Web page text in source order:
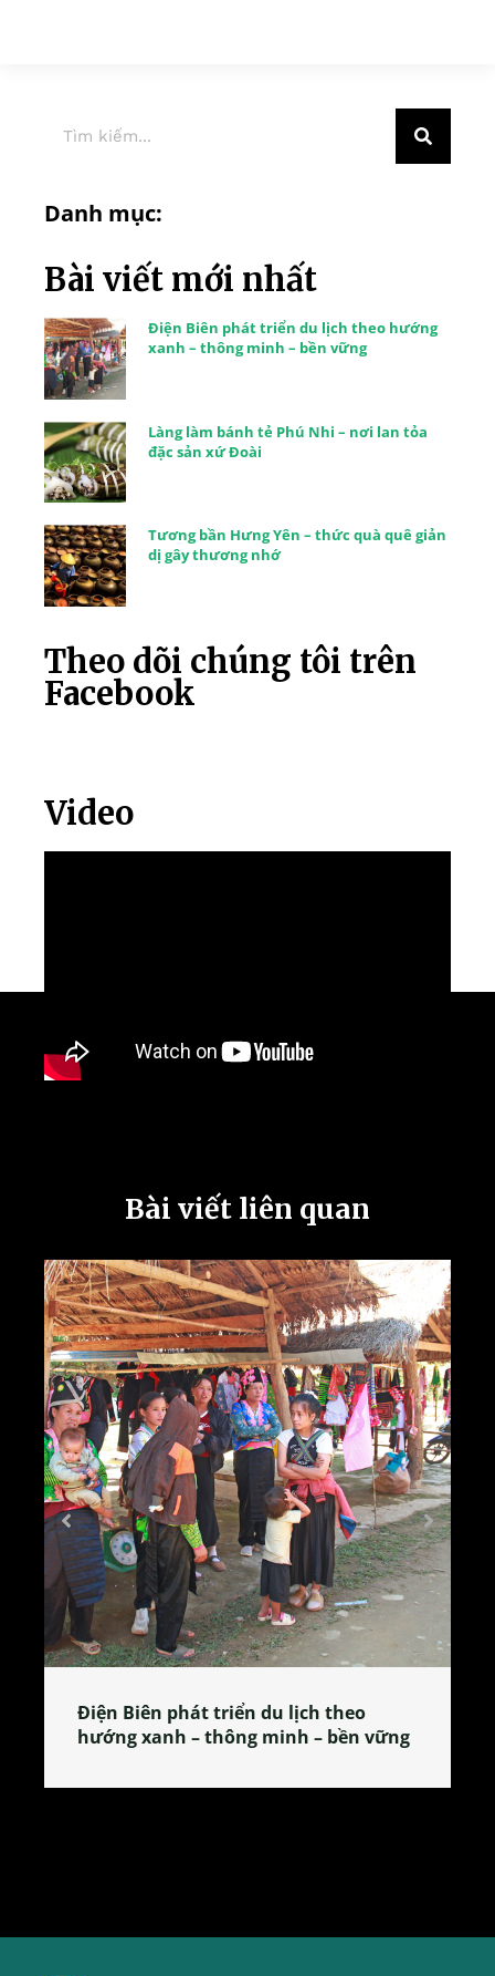
Danh mục:
Bài viết mới nhất
Điện Biên phát triển du lịch theo hướng
xanh – thông minh – bền vững
Làng làm bánh tẻ Phú Nhi – nơi lan tỏa
đặc sản xứ Đoài
Tương bần Hưng Yên – thức quà quê giản
dị gây thương nhớ
Theo dõi chúng tôi trên
Facebook
Video
Bài viết liên quan
Làng làm bánh tẻ Phú Nhi – nơi lan
tỏa đặc sản xứ Đoài